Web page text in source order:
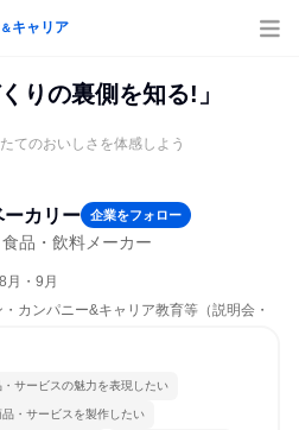
＆キャリア
りの裏側を知る!」
てのおいしさを体感しよう
ーカリー 企業をフォロー
品・飲料メーカー
月・9月
カンパニー&キャリア教育等（説明会・
・サービスの魅力を表現したい
品・サービスを製作したい